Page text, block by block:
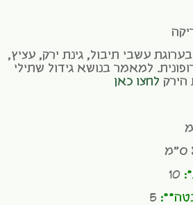
עשבי תיבול, גינת ירק, עציץ,
למאמר בנושא גידול שתילי
הירק לחצו כאן
10